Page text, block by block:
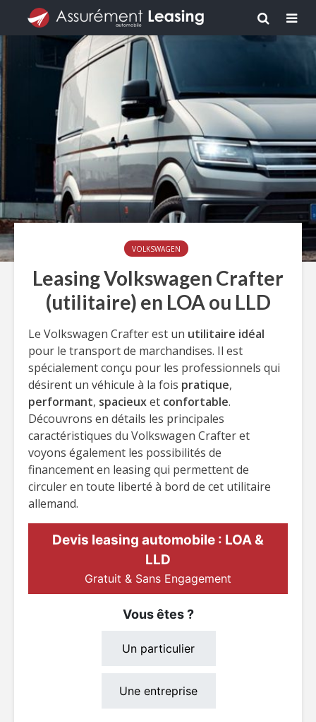
VOLKSWAGEN
Leasing Volkswagen Crafter
(utilitaire) en LOA ou LLD
Le Volkswagen Crafter est un utilitaire idéal
pour le transport de marchandises. Il est
spécialement conçu pour les professionnels qui
désirent un véhicule à la fois pratique,
performant, spacieuxet confortable.
Découvrons en détails les principales
caractéristiques du Volkswagen Crafter et
voyons également les possibilités de
financement en leasing qui permettent de
circuler en toute liberté à bord de cet utilitaire
allemand.